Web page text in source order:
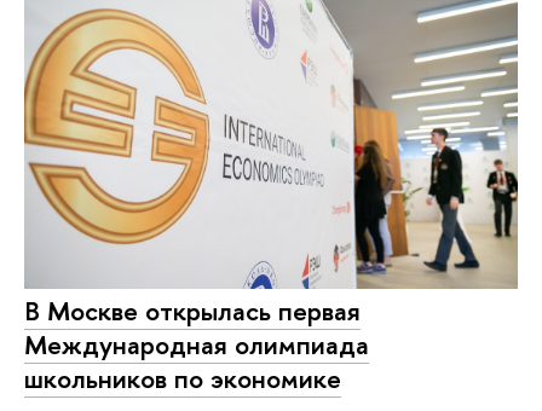
В Москве открылась первая
Международная олимпиада
школьников по экономике